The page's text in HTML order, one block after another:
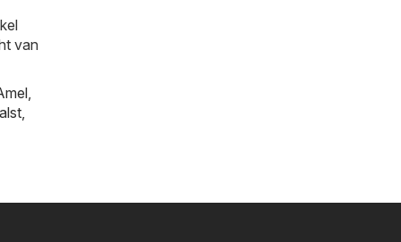
van
,
,